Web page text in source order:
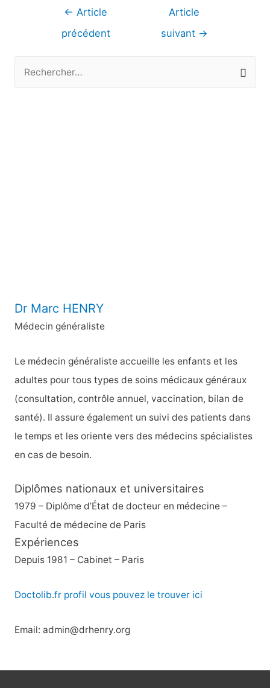
Navigation
← Article
précédent
Article
suivant →
Dr Marc HENRY
Médecin généraliste
Le médecin généraliste accueille les enfants et les
adultes pour tous types de soins médicaux généraux
(consultation, contrôle annuel, vaccination, bilan de
santé). Il assure également un suivi des patients dans
le temps et les oriente vers des médecins spécialistes
en cas de besoin.
Diplômes nationaux et universitaires
1979 – Diplôme d’État de docteur en médecine –
Faculté de médecine de Paris
Expériences
Depuis 1981 – Cabinet – Paris
Doctolib.fr profil vous pouvez le trouver ici
Email: admin@drhenry.org